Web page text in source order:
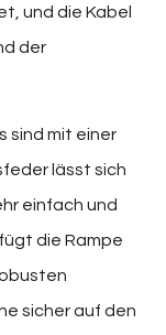
und die Kabel
der
sind mit einer
lässt sich
einfach und
die Rampe
sicher auf den